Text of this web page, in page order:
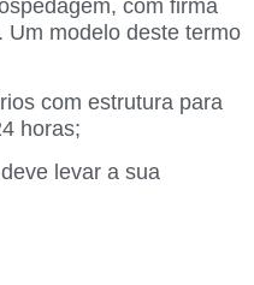
com firma
Um modelo deste termo
com estrutura para
horas;
levar a sua